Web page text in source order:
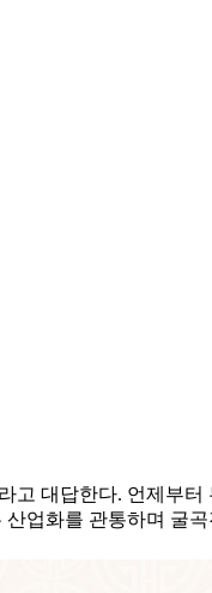
고 대답한다. 언제부
업화를 관통하며 굴